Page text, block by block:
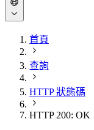
首頁
查詢
HTTP 狀態碼
HTTP 200: OK